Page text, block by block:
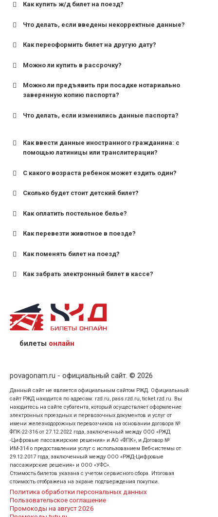
Как купить ж/д билет на поезд?
Что делать, если введены некорректные данные?
Как переоформить билет на другую дату?
Можно ли купить в рассрочку?
Можно ли предъявить при посадке нотариально
заверенную копию паспорта?
Что делать, если изменились данные паспорта?
Как ввести данные иностранного гражданина: с
помощью латиницы или транслитерации?
С какого возраста ребенок может ездить один?
для поездов дальнего следования — от 10 лет и
для пригородных поездов — от 7 лет.
Сколько будет стоит детский билет?
Как оплатить постельное белье?
Как перевезти животное в поезде?
Как поменять билет на поезд?
Как забрать электронный билет в кассе?
назвав кассиру 14-значный номер заказа;
предъявив удостоверение личности пассажира, на
кого оформлен билет.
билеты онлайн
povagonam.ru - официальный сайт. © 2026
Данный сайт не является официальным сайтом РЖД. Официальный
сайт РЖД находится по адресам: rzd.ru, pass.rzd.ru, ticket.rzd.ru. Вы
находитесь на сайте субагента, который осуществляет оформление
электронных проездных и перевозочных документов и услуг от
имени железнодорожных перевозчиков на основании договора №
ФПК-22-316 от 27.12.2022 года, заключенный между ООО «РЖД
-Цифровые пассажирские решения» и АО «ФПК», и Договор №
ИМ-314 о предоставлении услуг с использованием Веб-системы от
29.12.2017 года, заключенный между ООО «РЖД-Цифровые
пассажирские решения» и ООО «УФС».
Стоимость билетов указана с учетом сервисного сбора. Итоговая
стоимость отображена на экране подтверждения покупки.
Политика обработки персональных данных
Пользовательское соглашение
Промокоды на август 2026